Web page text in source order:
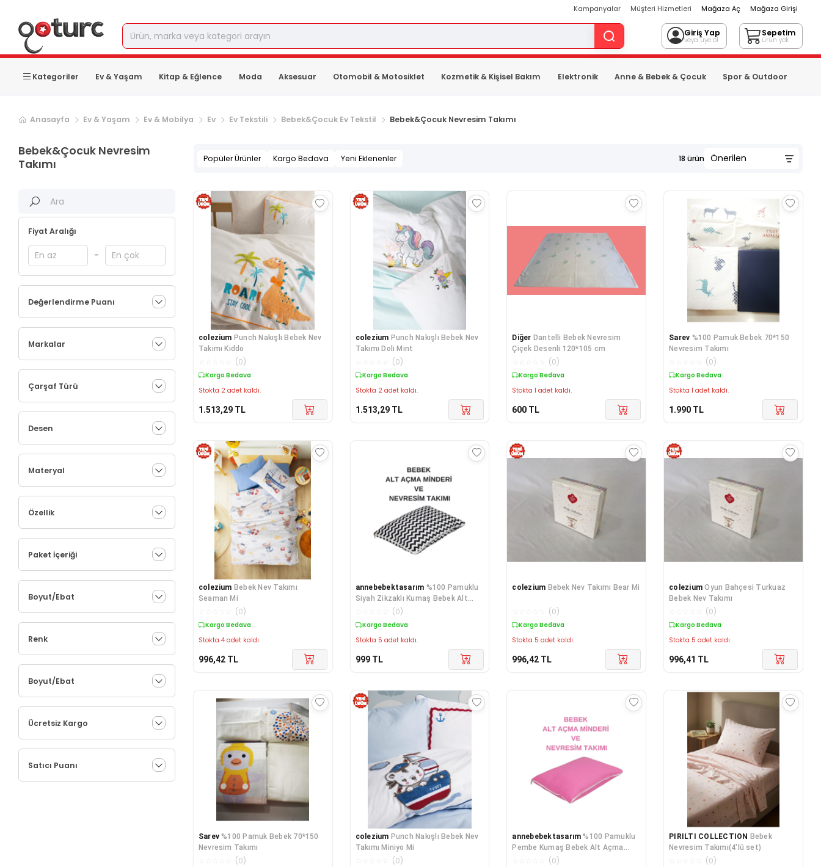
Kampanyalar Müşteri Hizmetleri Mağaza Aç Mağaza Girişi
Giriş Yap
veya üye ol
Sepetim
ürün yok
Kategoriler Ev & Yaşam Kitap & Eğlence Moda Aksesuar Otomobil & Motosiklet Kozmetik & Kişisel Bakım Elektronik Anne & Bebek & Çocuk Spor & Outdoor
Anasayfa Ev & Yaşam Ev & Mobilya Ev Ev Tekstili Bebek&Çocuk Ev Tekstil Bebek&Çocuk Nevresim Takımı
Bebek&Çocuk Nevresim
Takımı
Fiyat Aralığı
-
Değerlendirme Puanı
Markalar
Çarşaf Türü
Desen
Materyal
Özellik
Paket İçeriği
Boyut/Ebat
Renk
Boyut/Ebat
Ücretsiz Kargo
Satıcı Puanı
Popüler Ürünler Kargo Bedava Yeni Eklenenler 18 ürün
colezium Punch Nakışlı Bebek Nev
Takımı Kiddo
(0)
Kargo Bedava
Stokta 2 adet kaldı.
1.513,29 TL
colezium Punch Nakışlı Bebek Nev
Takımı Doli Mint
(0)
Kargo Bedava
Stokta 2 adet kaldı.
1.513,29 TL
Diğer Dantelli Bebek Nevresim
Çiçek Desenli 120*105 cm
(0)
Kargo Bedava
Stokta 1 adet kaldı.
600 TL
Sarev %100 Pamuk Bebek 70*150
Nevresim Takımı
(0)
Kargo Bedava
Stokta 1 adet kaldı.
1.990 TL
colezium Bebek Nev Takımı
Seaman Mi
(0)
Kargo Bedava
Stokta 4 adet kaldı.
996,42 TL
annebebektasarım %100 Pamuklu
Siyah Zikzaklı Kumaş Bebek Alt
Açma Minderi Ve Beşik Içi Nevresim
(0)
Kargo Bedava
Stokta 5 adet kaldı.
999 TL
colezium Bebek Nev Takımı Bear Mi
(0)
Kargo Bedava
Stokta 5 adet kaldı.
996,42 TL
colezium Oyun Bahçesi Turkuaz
Bebek Nev Takımı
(0)
Kargo Bedava
Stokta 5 adet kaldı.
996,41 TL
Sarev %100 Pamuk Bebek 70*150
Nevresim Takımı
(0)
colezium Punch Nakışlı Bebek Nev
Takımı Miniyo Mi
(0)
annebebektasarım %100 Pamuklu
Pembe Kumaş Bebek Alt Açma
Minderi Ve Beşik Içi Nevresim
(0)
PIRILTI COLLECTION Bebek
Nevresim Takımı(4'lü set)
(0)